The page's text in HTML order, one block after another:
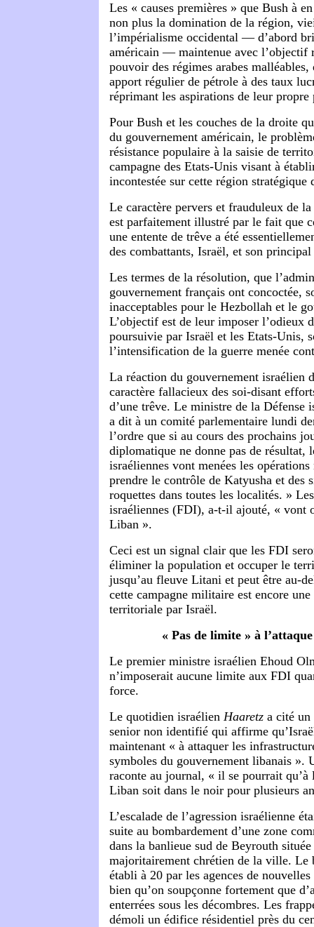
Les « causes premières » que Bush à
non plus la domination de la région,
l’impérialisme occidental — d’abord
américain — maintenue avec l’objectif
pouvoir des régimes arabes malléables,
apport régulier de pétrole à des taux
réprimant les aspirations de leur propre
Pour Bush et les couches de la droite
du gouvernement américain, le
résistance populaire à la saisie de
campagne des Etats-Unis visant à
incontestée sur cette région stratégique
Le caractère pervers et frauduleux de
est parfaitement illustré par le fait que
une entente de trêve a été
des combattants, Israël, et son
Les termes de la résolution, que
gouvernement français ont concoctée,
inacceptables pour le Hezbollah et le
L’objectif est de leur imposer l’odieux
poursuivie par Israël et les Etats-Unis,
l’intensification de la guerre menée
La réaction du gouvernement israélien
caractère fallacieux des soi-disant
d’une trêve. Le ministre de la Défense
a dit à un comité parlementaire lundi
l’ordre que si au cours des prochains
diplomatique ne donne pas de résultat,
israéliennes vont menées les opérations
prendre le contrôle de Katyusha et des
roquettes dans toutes les localités. »
israéliennes (FDI), a-t-il ajouté, « vont
Liban ».
Ceci est un signal clair que les FDI
éliminer la population et occuper le
jusqu’au fleuve Litani et peut être au-
cette campagne militaire est encore
territoriale par Israël.
« Pas de limite » à
Le premier ministre israélien Ehoud
n’imposerait aucune limite aux FDI
force.
Le quotidien israélien Haaretz a cité
senior non identifié qui affirme
maintenant « à attaquer les
symboles du gouvernement libanais ».
raconte au journal, « il se pourrait
Liban soit dans le noir pour plusieurs
L’escalade de l’agression israélienne
suite au bombardement d’une zone
dans la banlieue sud de Beyrouth
majoritairement chrétien de la ville. Le
établi à 20 par les agences de
bien qu’on soupçonne fortement que
enterrées sous les décombres. Les
démoli un édifice résidentiel près du